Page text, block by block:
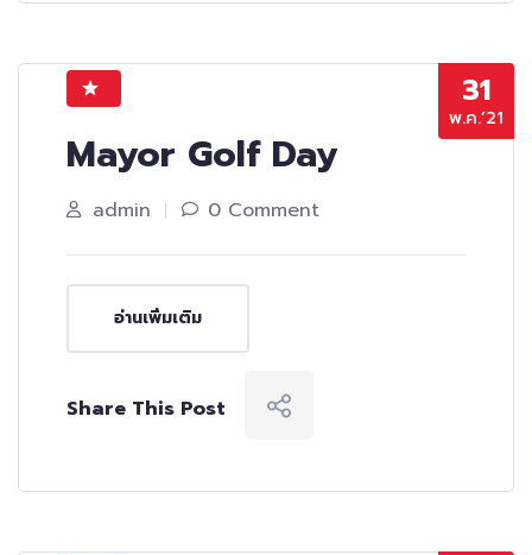
31
พ.ค.’21
Mayor Golf Day
admin 0 Comment
อ่านเพิ่มเติม
Share This Post